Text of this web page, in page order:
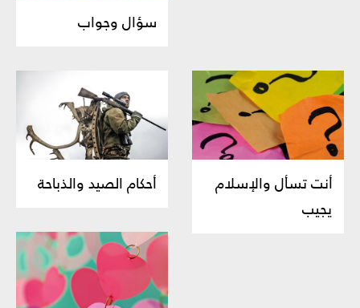
سؤال وجواب
أنت تسأل والإسلام
يجيب
أحكام الصيد والذباحة